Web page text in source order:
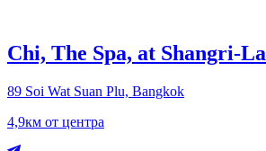
Chi, The Spa, at Shangri‑La
89 Soi Wat Suan Plu, Bangkok
4,9км от центра